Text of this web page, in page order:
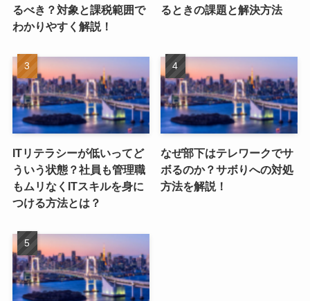
るべき？対象と課税範囲で
わかりやすく解説！
るときの課題と解決方法
ITリテラシーが低いってど
ういう状態？社員も管理職
もムリなくITスキルを身に
つける方法とは？
なぜ部下はテレワークでサ
ボるのか？サボりへの対処
方法を解説！